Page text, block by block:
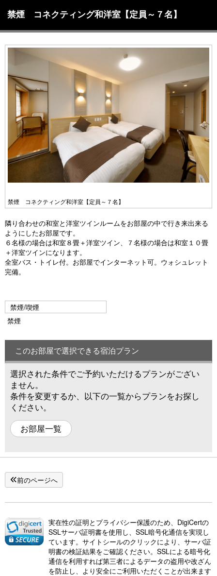
禁煙 コネクティング和洋室【定員～７名】
禁煙 コネクティング和洋室【定員～７名】
隣り合わせの和室と洋室ツインルームをお部屋の中で行き来出来る
ようにしたお部屋です。
６名様の場合は和室８畳＋洋室ツイン、７名様の場合は和室１０畳
＋洋室ツインになります。
全室バス・トイレ付。お部屋でインターネット可。ウォシュレット
完備。
禁煙/喫煙
禁煙
このお部屋で選択できる宿泊プラン
選択された条件でご予約いただけるプランがござい
ません。
条件を変更するか、以下の一覧からプランをお探し
ください。
お部屋一覧
前のページへ
実在性の証明とプライバシー保護のため、DigiCertの
SSLサーバ証明書を使用し、SSL暗号化通信を実現し
ています。サイトシールのクリックにより、サーバ証
明書の検証結果をご確認ください。SSLによる暗号化
通信を利用すれば第三者によるデータの盗用や改ざん
を防止し、より安全にご利用いただくことが出来ます